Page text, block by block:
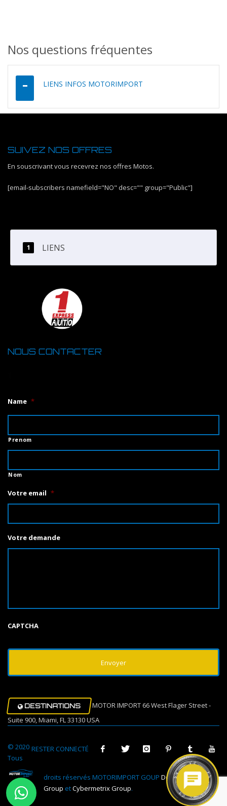
Nos questions fréquentes
LIENS INFOS MOTORIMPORT
SUIVEZ NOS OFFRES
En souscrivant vous recevrez nos offres Motos.
[email-subscribers namefield="NO" desc="" group="Public"]
LIENS
NOUS CONTACTER
Name *
Prenom
Nom
Votre email *
Votre demande
CAPTCHA
DESTINATIONS
MOTOR IMPORT 66 West Flager Street -
Suite 900, Miami, FL 33130 USA
RESTER CONNECTÉ
© 2020
Tous
droits réservés MOTORIMPORT GOUP Design Muovi
Group etCybermetrix Group.